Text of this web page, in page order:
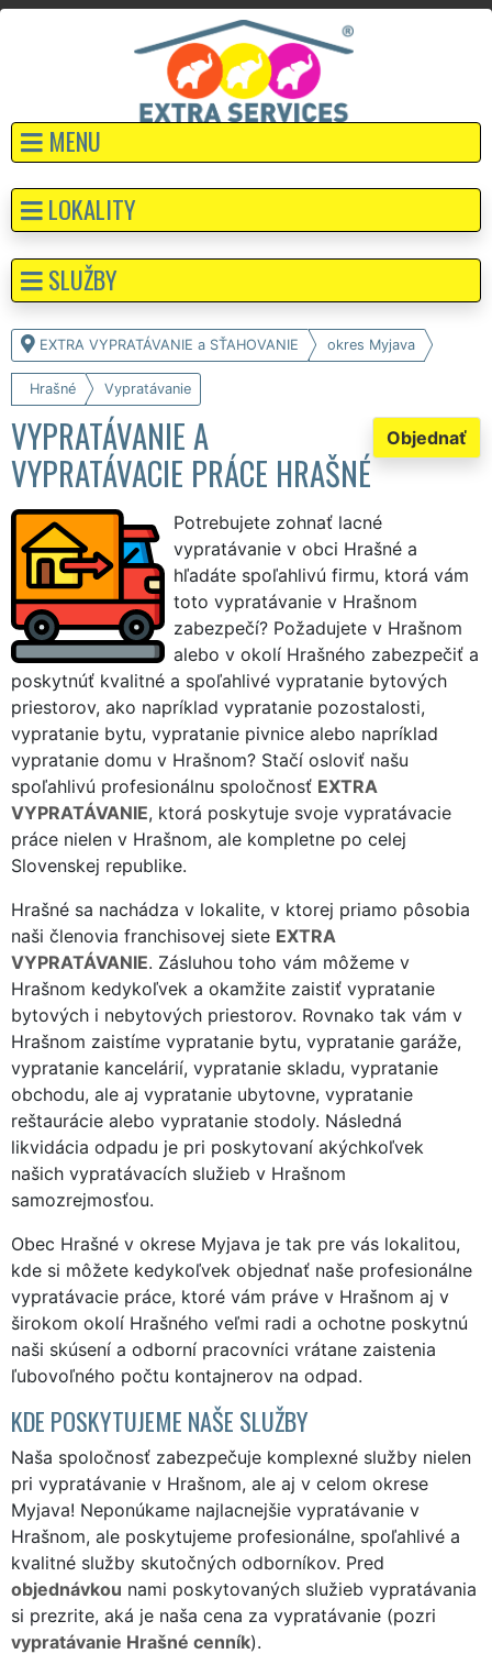
MENU
EXTRA VYPRATÁVANIE a SŤAHOVANIE okres Myjava
Hrašné Vypratávanie
Objednať
VYPRATÁVANIE A
VYPRATÁVACIE PRÁCE HRAŠNÉ
Potrebujete zohnať lacné
vypratávanie v obci Hrašné a
hľadáte spoľahlivú firmu, ktorá vám
toto vypratávanie v Hrašnom
zabezpečí? Požadujete v Hrašnom
alebo v okolí Hrašného zabezpečiť a
poskytnúť kvalitné a spoľahlivé vypratanie bytových
priestorov, ako napríklad vypratanie pozostalosti,
vypratanie bytu, vypratanie pivnice alebo napríklad
vypratanie domu v Hrašnom? Stačí osloviť našu
spoľahlivú profesionálnu spoločnosť EXTRA
VYPRATÁVANIE, ktorá poskytuje svoje vypratávacie
práce nielen v Hrašnom, ale kompletne po celej
Slovenskej republike.
Hrašné sa nachádza v lokalite, v ktorej priamo pôsobia
naši členovia franchisovej siete EXTRA
VYPRATÁVANIE. Zásluhou toho vám môžeme v
Hrašnom kedykoľvek a okamžite zaistiť vypratanie
bytových i nebytových priestorov. Rovnako tak vám v
Hrašnom zaistíme vypratanie bytu, vypratanie garáže,
vypratanie kancelárií, vypratanie skladu, vypratanie
obchodu, ale aj vypratanie ubytovne, vypratanie
reštaurácie alebo vypratanie stodoly. Následná
likvidácia odpadu je pri poskytovaní akýchkoľvek
našich vypratávacích služieb v Hrašnom
samozrejmosťou.
Obec Hrašné v okrese Myjava je tak pre vás lokalitou,
kde si môžete kedykoľvek objednať naše profesionálne
vypratávacie práce, ktoré vám práve v Hrašnom aj v
širokom okolí Hrašného veľmi radi a ochotne poskytnú
naši skúsení a odborní pracovníci vrátane zaistenia
ľubovoľného počtu kontajnerov na odpad.
KDE POSKYTUJEME NAŠE SLUŽBY
Naša spoločnosť zabezpečuje komplexné služby nielen
pri vypratávanie v Hrašnom, ale aj v celom okrese
Myjava! Neponúkame najlacnejšie vypratávanie v
Hrašnom, ale poskytujeme profesionálne, spoľahlivé a
kvalitné služby skutočných odborníkov. Pred
objednávkou nami poskytovaných služieb vypratávania
si prezrite, aká je naša cena za vypratávanie (pozri
vypratávanie Hrašné cenník).
LOKALITY
SLUŽBY